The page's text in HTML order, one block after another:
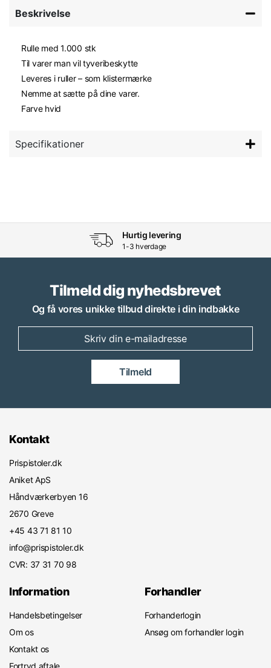
Beskrivelse
Rulle med 1.000 stk
Til varer man vil tyveribeskytte
Leveres i ruller – som klistermærke
Nemme at sætte på dine varer.
Farve hvid
Specifikationer
Hurtig levering
1-3 hverdage
Tilmeld dig nyhedsbrevet
Og få vores unikke tilbud direkte i din indbakke
Tilmeld
Kontakt
Prispistoler.dk
Aniket ApS
Håndværkerbyen 16
2670 Greve
+45 43 71 81 10
info@prispistoler.dk
CVR: 37 31 70 98
Information
Handelsbetingelser
Om os
Kontakt os
Forhandler
Forhanderlogin
Ansøg om forhandler login